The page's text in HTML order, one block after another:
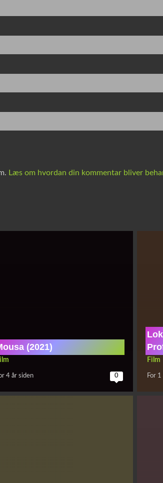
Læs om hvordan din kommentar bliver
(2021)
4 år siden 0
Film
For